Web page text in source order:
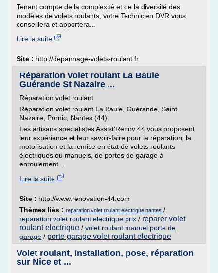
Tenant compte de la complexité et de la diversité des
modèles de volets roulants, votre Technicien DVR vous
conseillera et apportera...
Lire la suite
Site : http://depannage-volets-roulant.fr
Réparation volet roulant La Baule
Guérande St Nazaire ...
Réparation volet roulant
Réparation volet roulant La Baule, Guérande, Saint
Nazaire, Pornic, Nantes (44).
Les artisans spécialistes Assist'Rénov 44 vous proposent
leur expérience et leur savoir-faire pour la réparation, la
motorisation et la remise en état de volets roulants
électriques ou manuels, de portes de garage à
enroulement...
Lire la suite
Site : http://www.renovation-44.com
Thèmes liés : reparation volet roulant electrique nantes /
reparation volet roulant electrique prix / reparer volet
roulant electrique / volet roulant manuel porte de
garage / porte garage volet roulant electrique
Volet roulant, installation, pose, réparation
sur Nice et ...